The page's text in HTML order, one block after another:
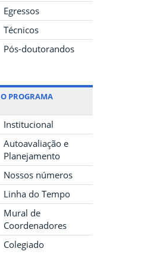
Egressos
Técnicos
Pós-doutorandos
O PROGRAMA
Institucional
Autoavaliação e
Planejamento
Nossos números
Linha do Tempo
Mural de
Coordenadores
Colegiado